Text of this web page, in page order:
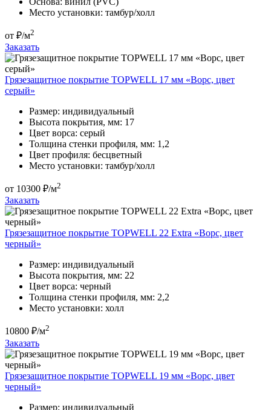
Место установки: тамбур/холл
от ₽/м2
Заказать
Грязезащитное покрытие TOPWELL 17 мм «Ворс, цвет
серый»
Размер: индивидуальный
Высота покрытия, мм: 17
Цвет ворса: серый
Толщина стенки профиля, мм: 1,2
Цвет профиля: бесцветный
Место установки: тамбур/холл
от 10300 ₽/м2
Заказать
Грязезащитное покрытие TOPWELL 22 Extra «Ворс, цвет
черный»
Размер: индивидуальный
Высота покрытия, мм: 22
Цвет ворса: черный
Толщина стенки профиля, мм: 2,2
Место установки: холл
10800 ₽/м2
Заказать
Грязезащитное покрытие TOPWELL 19 мм «Ворс, цвет
черный»
Размер: индивидуальный